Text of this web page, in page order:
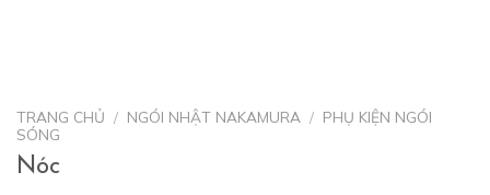
TRANG CHỦ / NGÓI NHẬT NAKAMURA / PHỤ KIỆN NGÓI
SÓNG
Nóc